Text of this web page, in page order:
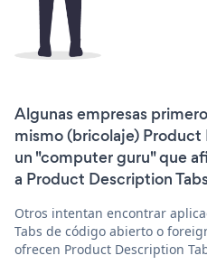
Algunas empresas
mismo (bricolaje) Product
un "computer guru" que
a Product Description
Otros intentan encontrar
Tabs de código abierto o
ofrecen Product Description